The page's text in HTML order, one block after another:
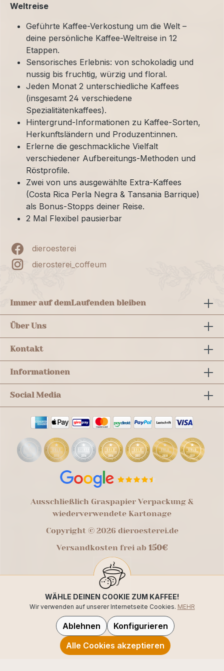
Weltreise
Geführte Kaffee-Verkostung um die Welt –
deine persönliche Kaffee-Weltreise in 12
Etappen.
Sensorisches Erlebnis: von schokoladig und
nussig bis fruchtig, würzig und floral.
Jeden Monat 2 unterschiedliche Kaffees
(insgesamt 24 verschiedene
Spezialitätenkaffees).
Hintergrund-Informationen zu Kaffee-Sorten,
Herkunftsländern und Produzent:innen.
Erlerne die geschmackliche Vielfalt
verschiedener Aufbereitungs-Methoden und
Röstprofile.
Zwei von uns ausgewählte Extra-Kaffees
(Costa Rica Perla Negra & Tansania Barrique)
als Bonus-Stopps deiner Reise.
2 Mal Flexibel pausierbar
dieroesterei
dierosterei_coffeum
Immer auf demLaufenden bleiben
Über Uns
Kontakt
Informationen
Social Media
Ausschließlich Graspapier Verpackung &
wiederverwendete Kartonage
Copyright © 2026 dieroesterei.de
Versandkosten frei ab 150€
WÄHLE DEINEN COOKIE ZUM KAFFEE!
Wir verwenden auf unserer Internetseite Cookies. MEHR
Ablehnen
Konfigurieren
Alle Cookies akzeptieren